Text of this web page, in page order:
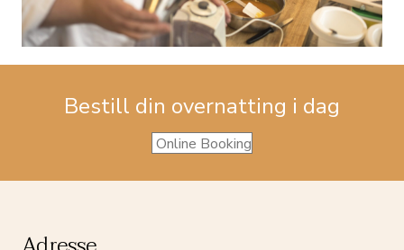
Bestill din overnatting i dag
Online Booking